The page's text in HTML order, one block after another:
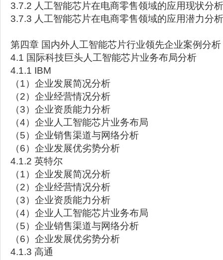
3.7.2 人工智能芯片在电商零售领域的应用现状分析
3.7.3 人工智能芯片在电商零售领域的应用潜力分析
第四章 国内外人工智能芯片行业领先企业案例分析
4.1 国际科技巨头人工智能芯片业务布局分析
4.1.1 IBM
（1）企业发展简况分析
（2）企业经营情况分析
（3）企业资质能力分析
（4）企业人工智能芯片业务布局
（5）企业销售渠道与网络分析
（6）企业发展优劣势分析
4.1.2 英特尔
（1）企业发展简况分析
（2）企业经营情况分析
（3）企业资质能力分析
（4）企业人工智能芯片业务布局
（5）企业销售渠道与网络分析
（6）企业发展优劣势分析
4.1.3 高通